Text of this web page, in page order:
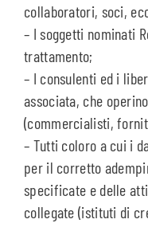
collaboratori, soci,
– I soggetti nominati
trattamento;
– I consulenti ed i
associata, che
(commercialisti,
– Tutti coloro a cui i
per il corretto
specificate e delle
collegate (istituti di